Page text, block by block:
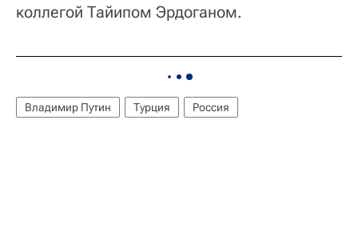
коллегой Тайипом Эрдоганом.
Владимир Путин Турция Россия